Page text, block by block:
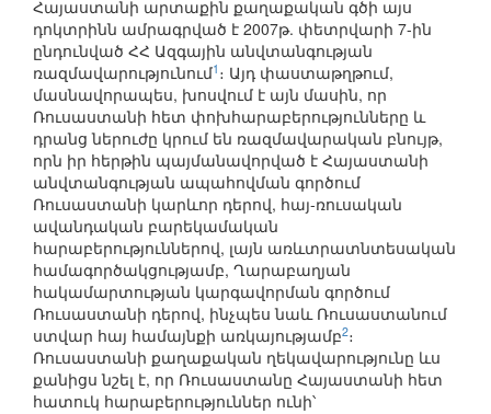
Հայաստանի արտաքին քաղաքական գծի այս
դոկտրինն ամրագրված է 2007թ. փետրվարի 7-ին
ընդունված ՀՀ Ազգային անվտանգության
ռազմավարությունում1 ։ Այդ փաստաթղթում,
մասնավորապես, խոսվում է այն մասին, որ
Ռուսաստանի հետ փոխհարաբերությունները և
դրանց ներուժը կրում են ռազմավարական բնույթ,
որն իր հերթին պայմանավորված է Հայաստանի
անվտանգության ապահովման գործում
Ռուսաստանի կարևոր դերով, հայ-ռուսական
ավանդական բարեկամական
հարաբերություններով, լայն առևտրատնտեսական
համագործակցությամբ, Ղարաբաղյան
հակամարտության կարգավորման գործում
Ռուսաստանի դերով, ինչպես նաև Ռուսաստանում
ստվար հայ համայնքի առկայությամբ2։
Ռուսաստանի քաղաքական ղեկավարությունը ևս
քանիցս նշել է, որ Ռուսաստանը Հայաստանի հետ
հատուկ հարաբերություններ ունի՝